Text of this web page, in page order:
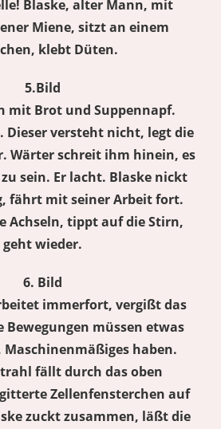
Blaske, alter Mann, mit
Miene, sitzt an einem
klebt Düten.
5.Bild
mit Brot und Suppennapf.
Dieser versteht nicht, legt die
Wärter schreit ihm hinein, es
sein. Er lacht. Blaske nickt
fährt mit seiner Arbeit fort.
Achseln, tippt auf die Stirn,
geht wieder.
6. Bild
immerfort, vergißt das
Bewegungen müssen etwas
Maschinenmäßiges haben.
fällt durch das oben
Zellenfensterchen auf
zuckt zusammen, läßt die